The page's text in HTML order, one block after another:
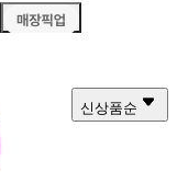
신상품순